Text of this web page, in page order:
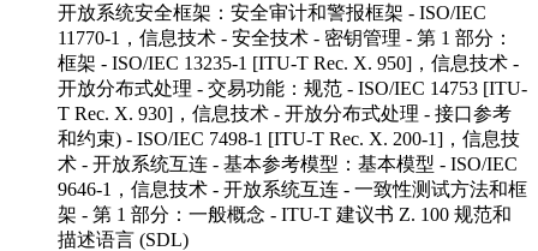
开放系统安全框架：安全审计和警报框架 - ISO/IEC
11770-1，信息技术 - 安全技术 - 密钥管理 - 第 1 部分：
框架 - ISO/IEC 13235-1 [ITU-T Rec. X. 950]，信息技术 -
开放分布式处理 - 交易功能：规范 - ISO/IEC 14753 [ITU-
T Rec. X. 930]，信息技术 - 开放分布式处理 - 接口参考
和约束) - ISO/IEC 7498-1 [ITU-T Rec. X. 200-1]，信息技
术 - 开放系统互连 - 基本参考模型：基本模型 - ISO/IEC
9646-1，信息技术 - 开放系统互连 - 一致性测试方法和框
架 - 第 1 部分：一般概念 - ITU-T 建议书 Z. 100 规范和
描述语言 (SDL)